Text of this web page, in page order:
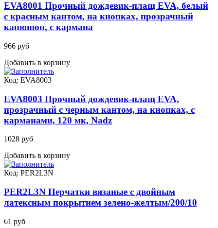
EVA8001 Прочный дождевик-плащ EVA, белый
с красным кантом, на кнопках, прозрачный
капюшон, с кармана
966 руб
Добавить в корзину
Код: EVA8003
EVA8003 Прочный дождевик-плащ EVA,
прозрачный с черным кантом, на кнопках, с
карманами, 120 мк, Nadz
1028 руб
Добавить в корзину
Код: PER2L3N
PER2L3N Перчатки вязаные с двойным
латексным покрытием зелено-желтым/200/10
61 руб